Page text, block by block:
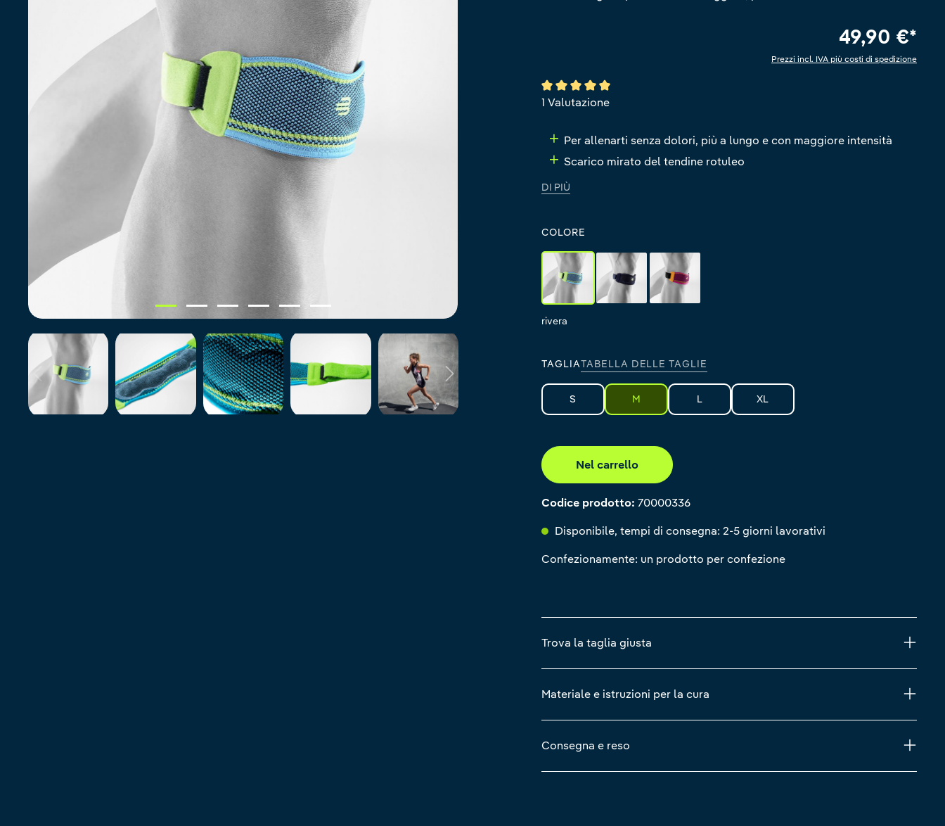
49,90 €*
Prezzi incl. IVA più costi di spedizione
Valutazione media di 5 su 5 stelle
1 Valutazione
Per allenarti senza dolori, più a lungo e con maggiore intensità
Scarico mirato del tendine rotuleo
DI PIÙ
COLORE
rivera
rivera
black pink
TAGLIATABELLA DELLE TAGLIE
S M L XL
Nel carrello
Codice prodotto: 70000336
Disponibile, tempi di consegna: 2-5 giorni lavorativi
Confezionamente: un prodotto per confezione
Trova la taglia giusta
Materiale e istruzioni per la cura
Consegna e reso